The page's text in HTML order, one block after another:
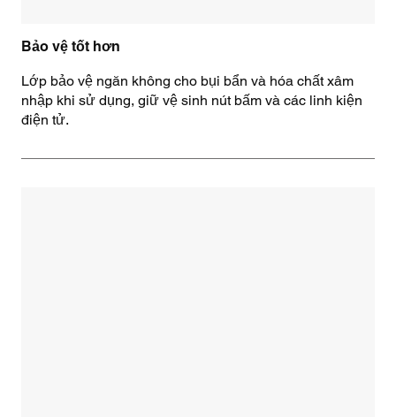
Bảo vệ tốt hơn
Lớp bảo vệ ngăn không cho bụi bẩn và hóa chất xâm
nhập khi sử dụng, giữ vệ sinh nút bấm và các linh kiện
điện tử.